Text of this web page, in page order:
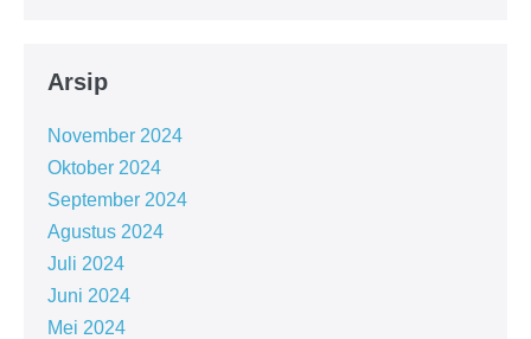
Arsip
November 2024
Oktober 2024
September 2024
Agustus 2024
Juli 2024
Juni 2024
Mei 2024